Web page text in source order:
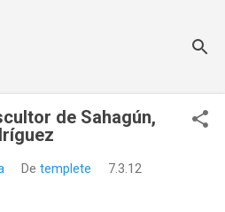
de Sahagún,
De templete 7.3.12